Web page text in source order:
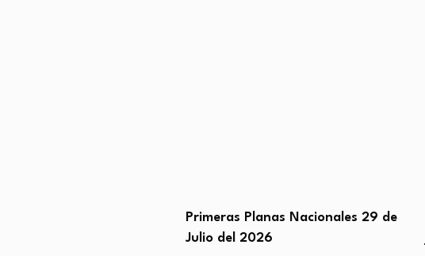
Primeras Planas Nacionales 29 de
Julio del 2026